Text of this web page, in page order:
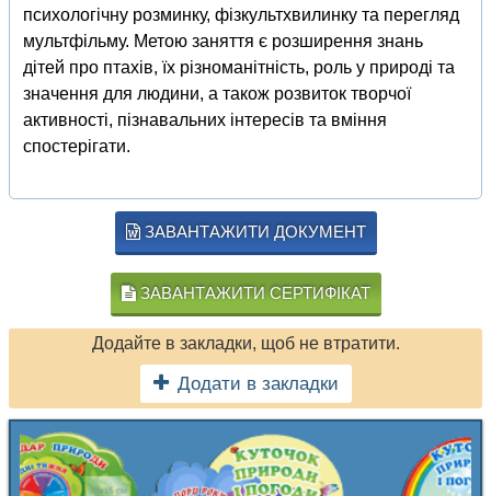
психологічну розминку, фізкультхвилинку та перегляд
мультфільму. Метою заняття є розширення знань
дітей про птахів, їх різноманітність, роль у природі та
значення для людини, а також розвиток творчої
активності, пізнавальних інтересів та вміння
спостерігати.
ЗАВАНТАЖИТИ ДОКУМЕНТ
ЗАВАНТАЖИТИ СЕРТИФІКАТ
Додайте в закладки, щоб не втратити.
Додати в закладки